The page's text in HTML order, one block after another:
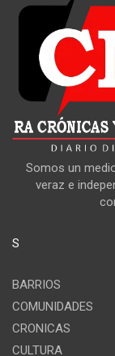
Somos un
veraz e
S
BARRIOS
COMUNIDADES
CRONICAS
CULTURA